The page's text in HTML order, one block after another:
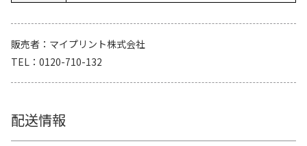
販売者
マイプリント株式会社
TEL
0120-710-132
配送情報